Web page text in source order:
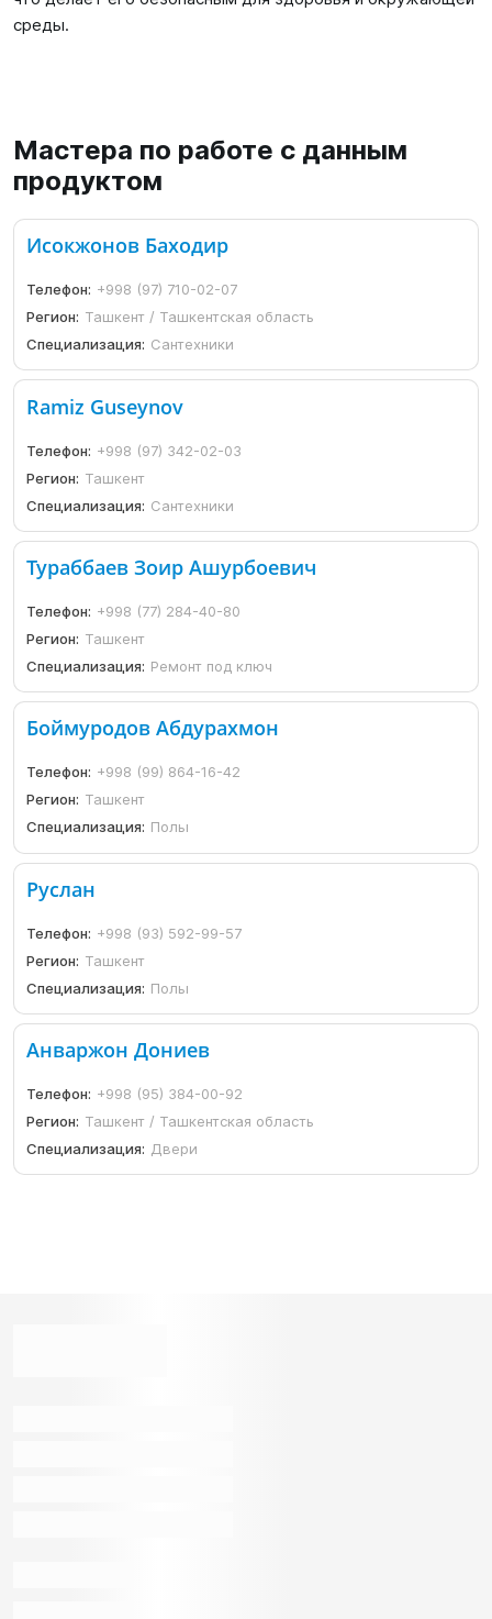
среды.
Мастера по работе с данным
продуктом
Исокжонов Баходир
Телефон: +998 (97) 710-02-07
Регион: Ташкент / Ташкентская область
Специализация: Сантехники
Ramiz Guseynov
Телефон: +998 (97) 342-02-03
Регион: Ташкент
Специализация: Сантехники
Тураббаев Зоир Ашурбоевич
Телефон: +998 (77) 284-40-80
Регион: Ташкент
Специализация: Ремонт под ключ
Боймуродов Абдурахмон
Телефон: +998 (99) 864-16-42
Регион: Ташкент
Специализация: Полы
Руслан
Телефон: +998 (93) 592-99-57
Регион: Ташкент
Специализация: Полы
Анваржон Дониев
Телефон: +998 (95) 384-00-92
Регион: Ташкент / Ташкентская область
Специализация: Двери